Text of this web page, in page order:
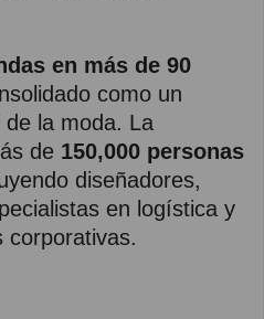
en más de 90
como un
la moda. La
de 150,000 personas
diseñadores,
en logística y
corporativas.